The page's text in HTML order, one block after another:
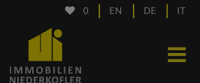
0 EN DE IT